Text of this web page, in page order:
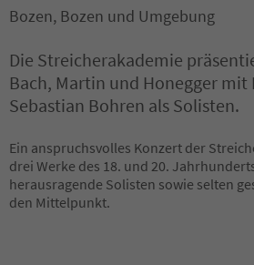
Bozen, Bozen und Umgebung
Die Streicherakademie
Bach, Martin und Honegger
Sebastian Bohren als Solisten.
Ein anspruchsvolles Konzert der
drei Werke des 18. und 20.
herausragende Solisten sowie selten
den Mittelpunkt.